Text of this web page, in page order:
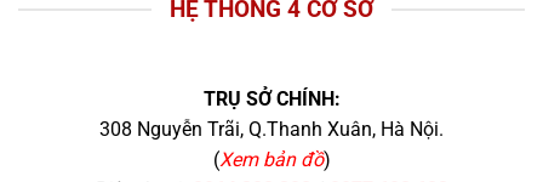
HỆ THỐNG 4 CƠ SỞ
TRỤ SỞ CHÍNH:
308 Nguyễn Trãi, Q.Thanh Xuân, Hà Nội.
(Xem bản đồ)